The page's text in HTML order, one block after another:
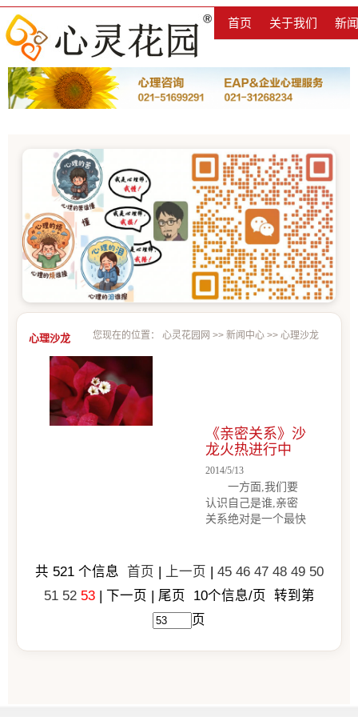
首页 关于我们 新
您现在的位置： 心灵花园网 >> 新闻中心 >> 心理沙龙
心理沙龙
《亲密关系》沙
龙火热进行中
2014/5/13
一方面,我们要
认识自己是谁,亲密
关系绝对是一个最快
身心健全的情况下长
大,父母之间必须有
一个和谐的亲密关
共 521个信息 首页 上一页 45 46 47 48 49 50
51 52 53| 下一页 | 尾页 10个信息/页 转到第
页